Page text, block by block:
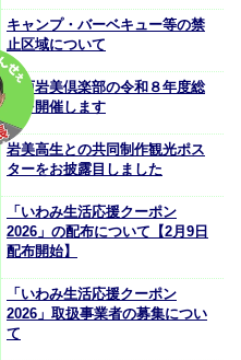
キャンプ・バーベキュー等の禁
止区域について
関西岩美倶楽部の令和８年度総
会を開催します
岩美高生との共同制作観光ポス
ターをお披露目しました
「いわみ生活応援クーポン
2026」の配布について【2月9日
配布開始】
「いわみ生活応援クーポン
2026」取扱事業者の募集につい
て